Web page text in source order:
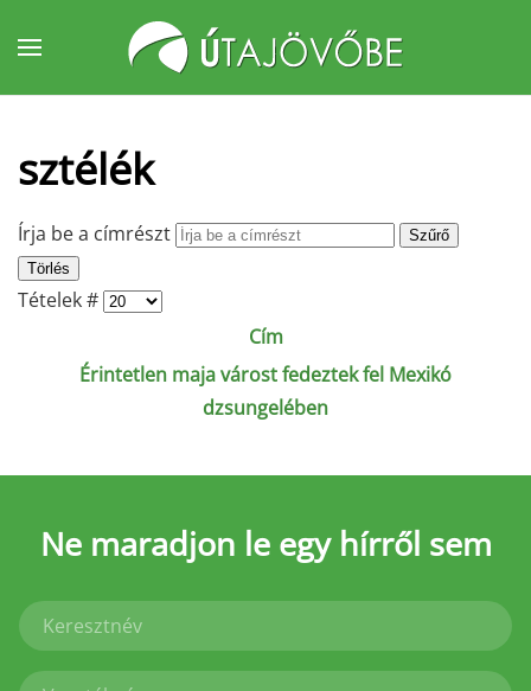
Fő tartalom átugrása
sztélék
Írja be a címrészt
Szűrő
Törlés
Tételek #
Cím
Érintetlen maja várost fedeztek fel Mexikó
dzsungelében
Ne maradjon le egy hírről sem